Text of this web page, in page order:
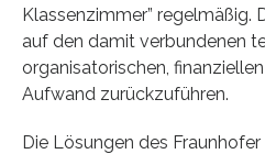
Klassenzimmer” regelmäßig.
auf den damit verbundenen
organisatorischen,
Aufwand zurückzuführen.
Die Lösungen des Fraunhofer